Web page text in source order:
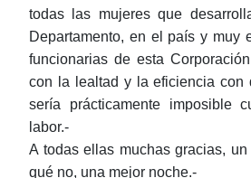
todas las mujeres que
Departamento, en el país y muy
funcionarias de esta
con la lealtad y la eficiencia con
sería prácticamente imposible
labor.-
A todas ellas muchas gracias,
qué no, una mejor noche.-